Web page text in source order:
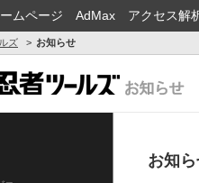
ムページ AdMax アクセス解
ズ お知らせ
お知